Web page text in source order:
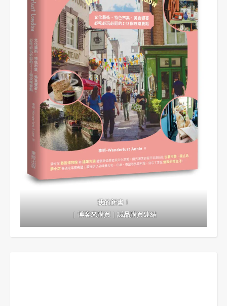
我的新書！
｜博客來購買｜誠品購買連結